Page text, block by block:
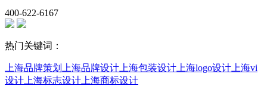
400-622-6167
热门关键词：
上海品牌策划 上海品牌设计 上海包装设计 上海logo设计 上海vi
设计 上海标志设计 上海商标设计